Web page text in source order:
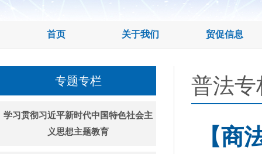
首页 关于我们 贸促信息
专题专栏
学习贯彻习近平新时代中国特色社会主
义思想主题教育
普法专
【商